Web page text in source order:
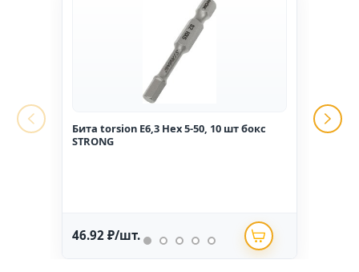
Бита torsion E6,3 Hex 5-50, 10 шт бокс
STRONG
46.92 ₽/шт.